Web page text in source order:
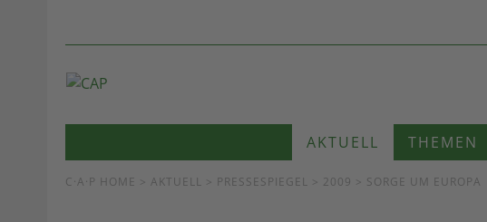
AKTUELL THEMEN
C·A·P HOME > AKTUELL > PRESSESPIEGEL > 2009 > SORGE UM EUROPA